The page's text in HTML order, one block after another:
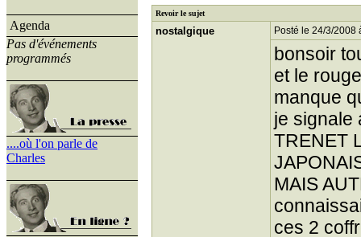
Agenda
Pas d'événements
programmés
....où l'on parle de
Charles
Revoir le sujet
nostalgique Posté le 24/3/2008
bonsoir
et le
manque
je signale
TRENET
MAIS
ces 2